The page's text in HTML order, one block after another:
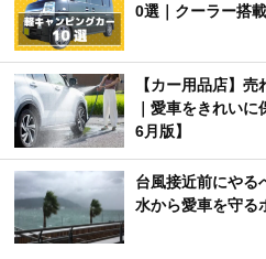
0選｜クーラー搭
【カー用品店】
｜愛車をきれい
6月版】
台風接近前にやる
水から愛車を守る